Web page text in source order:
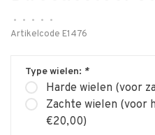
• • • •
•
Artikelcode E1476
Type wielen: *
Harde wielen (voor
Zachte wielen (voor
€20,00)